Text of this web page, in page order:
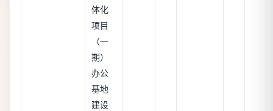
体化
项目
（一
期）
办公
基地
建设